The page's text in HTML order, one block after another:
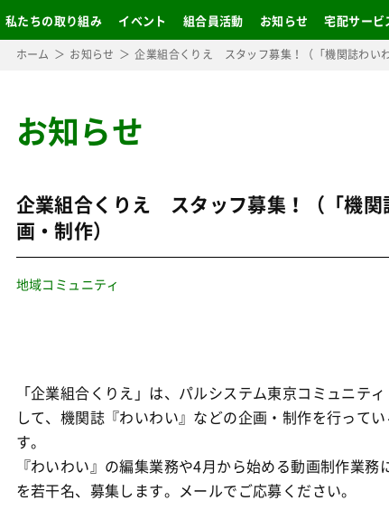
私たちの取り組み イベント 組合員活動 お知らせ 宅配サービ
ホーム お知らせ 企業組合くりえ スタッフ募集！（「機関誌わいわ
お知らせ
企業組合くりえ スタッフ募集！（「機関
画・制作）
地域コミュニティ
「企業組合くりえ」は、パルシステム東京コミュニテ
して、機関誌『わいわい』などの企画・制作を行って
す。
『わいわい』の編集業務や4月から始める動画制作業務
を若干名、募集します。メールでご応募ください。